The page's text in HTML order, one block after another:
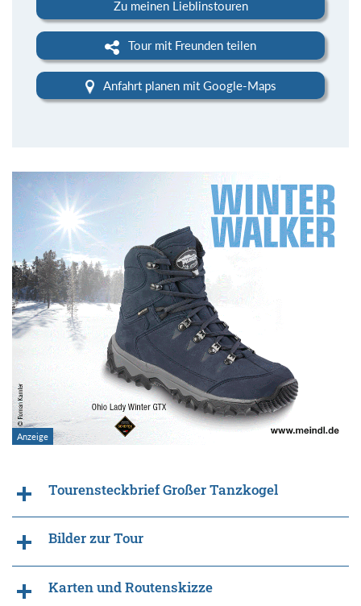
Zu meinen Lieblinstouren
Tour mit Freunden teilen
Anfahrt planen mit Google-Maps
Tourensteckbrief Großer Tanzkogel
Bilder zur Tour
Karten und Routenskizze